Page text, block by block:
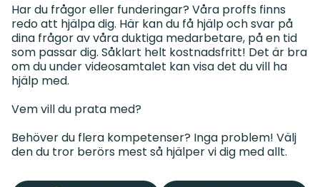
Har du frågor eller funderingar? Våra proffs finns
redo att hjälpa dig. Här kan du få hjälp och svar på
dina frågor av våra duktiga medarbetare, på en tid
som passar dig. Såklart helt kostnadsfritt! Det är bra
om du under videosamtalet kan visa det du vill ha
hjälp med.
Vem vill du prata med?
Behöver du flera kompetenser? Inga problem! Välj